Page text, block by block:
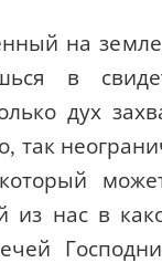
на
в
дух
так
из нас в